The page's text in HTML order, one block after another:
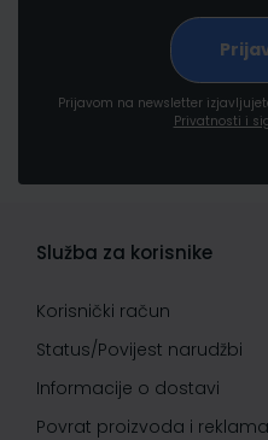
Prijavom na newsletter
Privatnosti i
Služba za korisnike
Korisnički račun
Status/Povijest narudžbi
Informacije o dostavi
Povrat proizvoda i